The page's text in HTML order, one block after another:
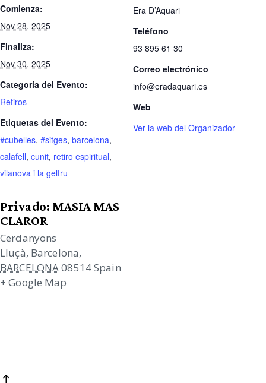
Comienza:
Nov 28, 2025
Finaliza:
Nov 30, 2025
Categoría del Evento:
Retiros
Etiquetas del Evento:
#cubelles, #sitges, barcelona,
calafell, cunit, retiro espiritual,
vilanova i la geltru
Era D’Aquari
Teléfono
93 895 61 30
Correo electrónico
info@eradaquari.es
Web
Ver la web del Organizador
Privado: MASIA MAS
CLAROR
Cerdanyons
Lluçà, Barcelona,
BARCELONA08514Spain
+ Google Map